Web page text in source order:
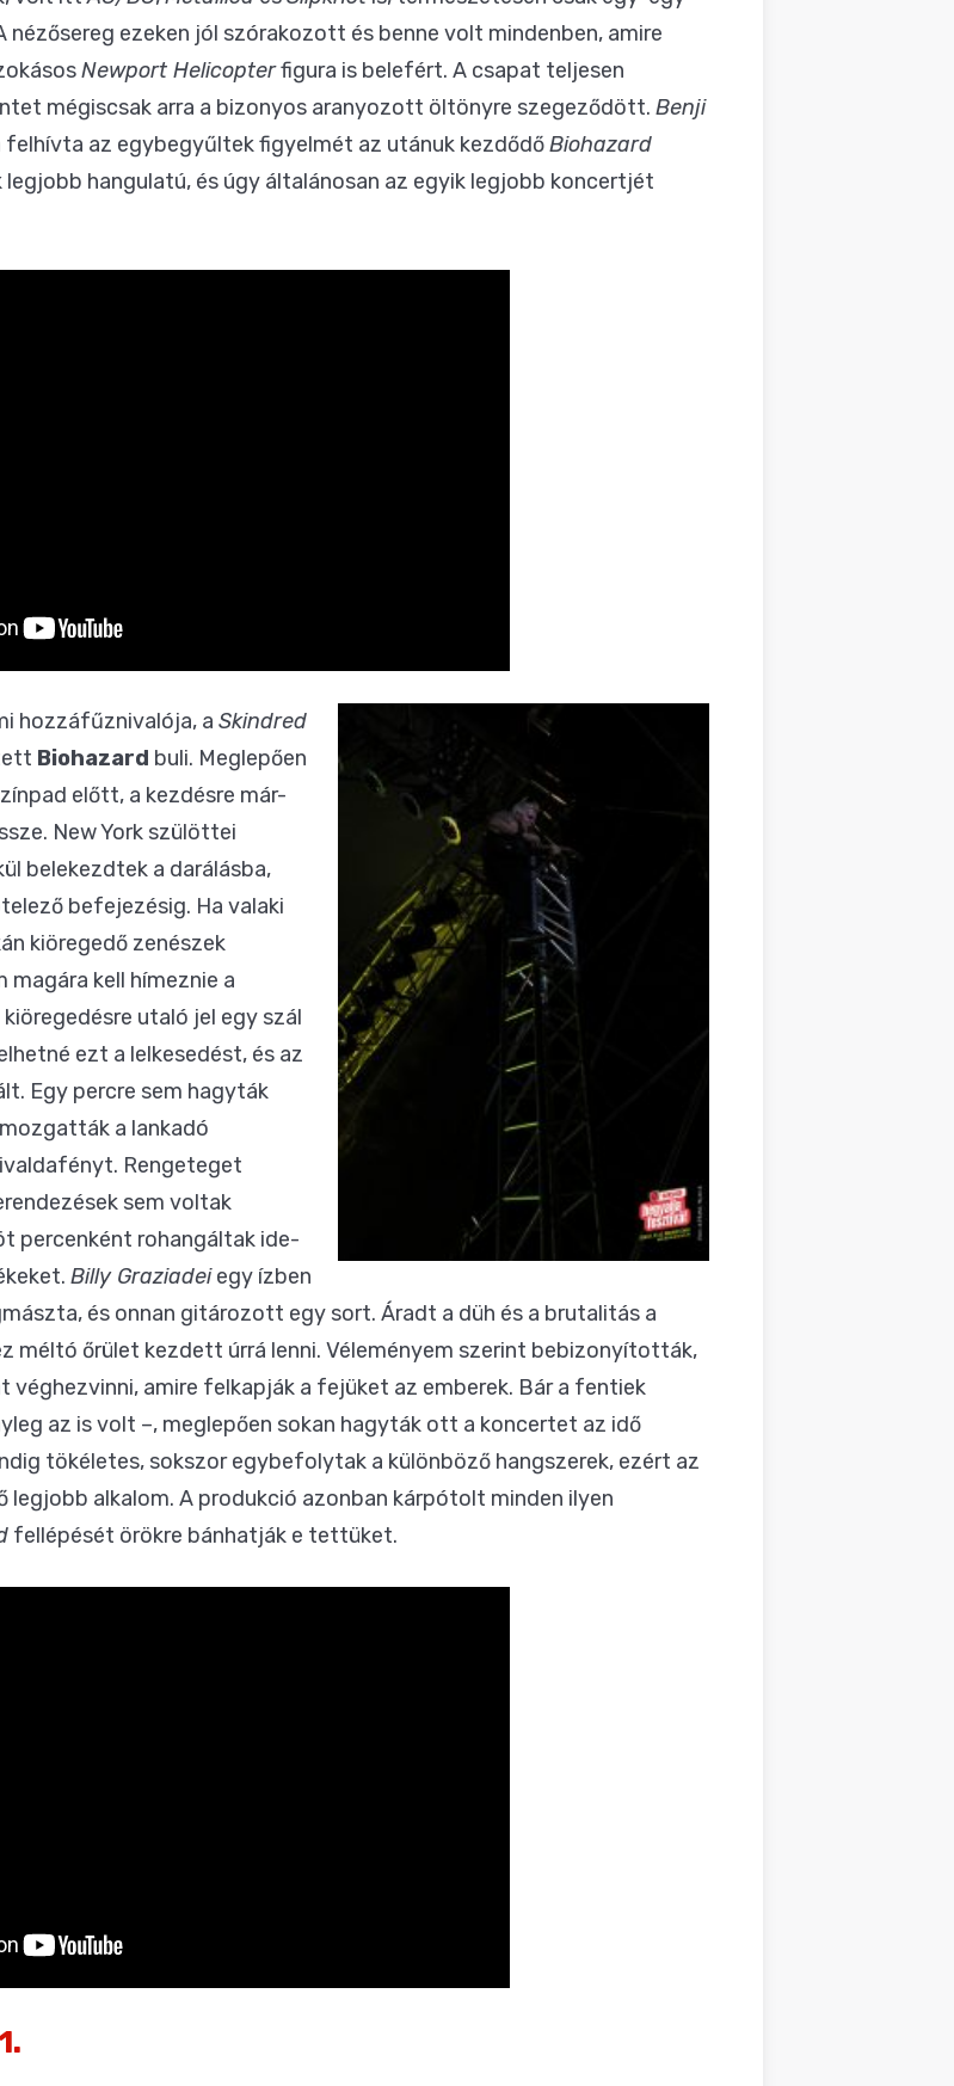
ezeken jól szórakozott és benne volt mindenben, amire
Newport Helicopterfigura is belefért. A csapat teljesen
mégiscsak arra a bizonyos aranyozott öltönyre szegeződött. Benji
az egybegyűltek figyelmét az utánuk kezdődőBiohazard
legjobb hangulatú, és úgy általánosan az egyik legjobb koncertjét
hozzáfűznivalója, a Skindred
Biohazard buli. Meglepően
előtt, a kezdésre már-
New York szülöttei
belekezdtek a darálásba,
befejezésig. Ha valaki
kiöregedő zenészek
magára kell hímeznie a
utaló jel egy szál
ezt a lelkesedést, és az
Egy percre sem hagyták
a lankadó
Rengeteget
sem voltak
percenként rohangáltak ide-
Billy Graziadeiegy ízben
és onnan gitározott egy sort. Áradt a düh és a brutalitás a
méltó őrület kezdett úrrá lenni. Véleményem szerint bebizonyították,
véghezvinni, amire felkapják a fejüket az emberek. Bár a fentiek
az is volt –, meglepően sokan hagyták ott a koncertet az idő
tökéletes, sokszor egybefolytak a különböző hangszerek, ezért az
legjobb alkalom. A produkció azonban kárpótolt minden ilyen
fellépését örökre bánhatják e tettüket.